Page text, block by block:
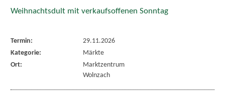
Weihnachtsdult mit verkaufsoffenen Sonntag
Termin:
29.11.2026
Kategorie:
Märkte
Ort:
Marktzentrum
Wolnzach